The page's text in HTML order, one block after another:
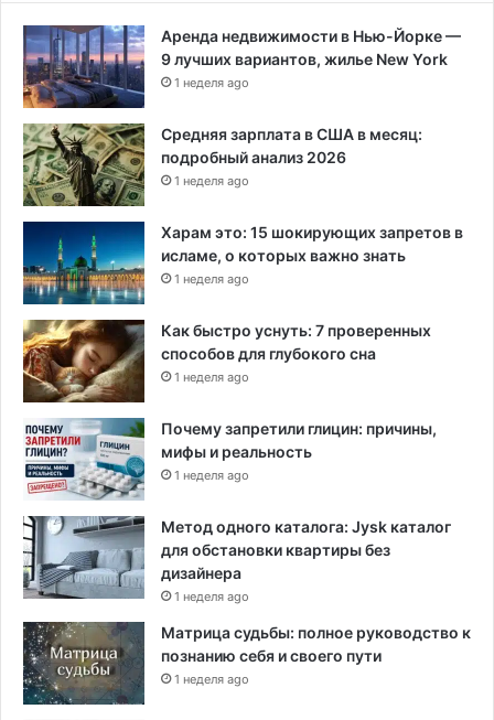
Аренда недвижимости в Нью-Йорке —
9 лучших вариантов, жилье New York
1 неделя ago
Средняя зарплата в США в месяц:
подробный анализ 2026
1 неделя ago
Харам это: 15 шокирующих запретов в
исламе, о которых важно знать
1 неделя ago
Как быстро уснуть: 7 проверенных
способов для глубокого сна
1 неделя ago
Почему запретили глицин: причины,
мифы и реальность
1 неделя ago
Метод одного каталога: Jysk каталог
для обстановки квартиры без
дизайнера
1 неделя ago
Матрица судьбы: полное руководство к
познанию себя и своего пути
1 неделя ago